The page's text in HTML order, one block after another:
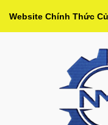
qua
Website Chính Thức